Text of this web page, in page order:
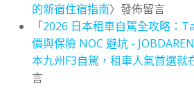
的新宿住宿指南〉發佈留言
「2026 日本租車自駕全攻略：
價與保險 NOC 避坑 -
本九州F3自駕，租車人氣首選就
言